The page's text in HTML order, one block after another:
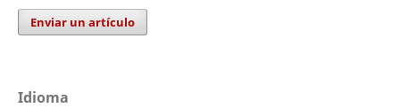
Enviar un artículo
Idioma